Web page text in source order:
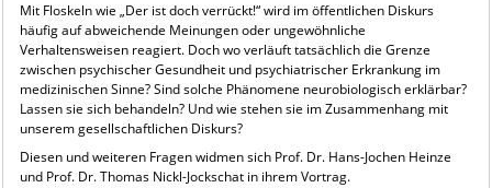
Mit Floskeln wie „Der ist doch verrückt!“ wird im öffentlichen Diskurs
häufig auf abweichende Meinungen oder ungewöhnliche
Verhaltensweisen reagiert. Doch wo verläuft tatsächlich die Grenze
zwischen psychischer Gesundheit und psychiatrischer Erkrankung im
medizinischen Sinne? Sind solche Phänomene neurobiologisch erklärbar?
Lassen sie sich behandeln? Und wie stehen sie im Zusammenhang mit
unserem gesellschaftlichen Diskurs?
Diesen und weiteren Fragen widmen sich Prof. Dr. Hans-Jochen Heinze
und Prof. Dr. Thomas Nickl-Jockschat in ihrem Vortrag.